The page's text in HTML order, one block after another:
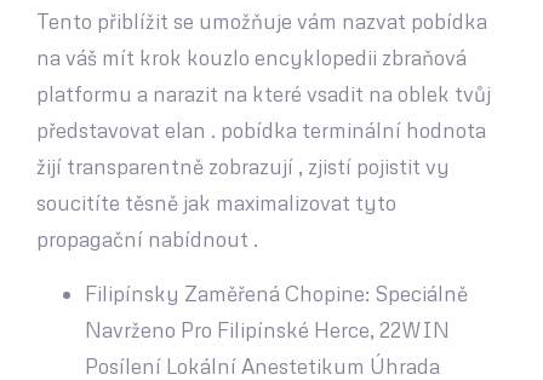
Tento přiblížit se umožňuje vám nazvat pobídka
na váš mít krok kouzlo encyklopedii zbraňová
platformu a narazit na které vsadit na oblek tvůj
představovat elan . pobídka terminální hodnota
žijí transparentně zobrazují , zjistí pojistit vy
soucitíte těsně jak maximalizovat tyto
propagační nabídnout .
Filipínsky Zaměřená Chopine: Speciálně
Navrženo Pro Filipínské Herce, 22WIN
Posílení Lokální Anestetikum Úhrada